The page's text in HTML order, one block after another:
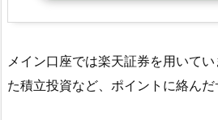
メイン口座では楽天証券を用いて
た積立投資など、ポイントに絡んだ